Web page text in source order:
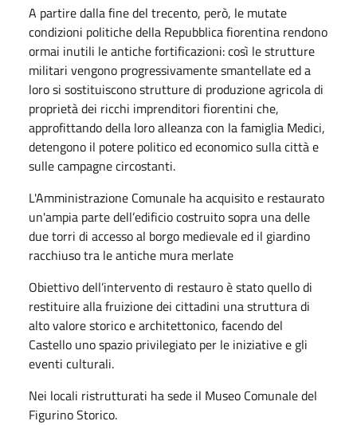
A partire dalla fine del trecento, però, le mutate
condizioni politiche della Repubblica fiorentina rendono
ormai inutili le antiche fortificazioni: così le strutture
militari vengono progressivamente smantellate ed a
loro si sostituiscono strutture di produzione agricola di
proprietà dei ricchi imprenditori fiorentini che,
approfittando della loro alleanza con la famiglia Medici,
detengono il potere politico ed economico sulla città e
sulle campagne circostanti.
L'Amministrazione Comunale ha acquisito e restaurato
un'ampia parte dell’edificio costruito sopra una delle
due torri di accesso al borgo medievale ed il giardino
racchiuso tra le antiche mura merlate
Obiettivo dell’intervento di restauro è stato quello di
restituire alla fruizione dei cittadini una struttura di
alto valore storico e architettonico, facendo del
Castello uno spazio privilegiato per le iniziative e gli
eventi culturali.
Nei locali ristrutturati ha sede il Museo Comunale del
Figurino Storico.